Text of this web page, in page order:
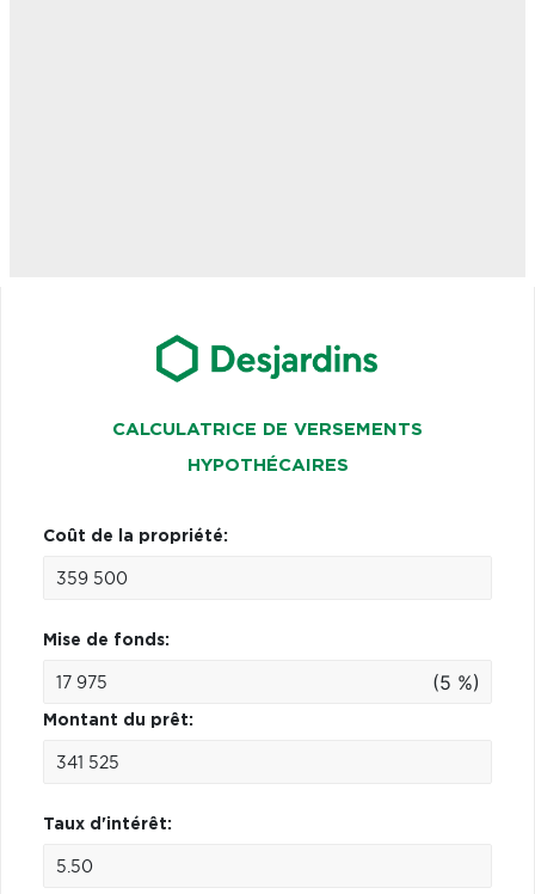
CALCULATRICE DE VERSEMENTS
HYPOTHÉCAIRES
Coût de la propriété:
Mise de fonds:
(5 %)
Montant du prêt:
Taux d'intérêt: